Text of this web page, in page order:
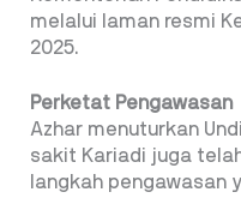
melalui laman resmi
2025.
Perketat Pengawasan
Azhar menuturkan
sakit Kariadi juga
langkah pengawasan